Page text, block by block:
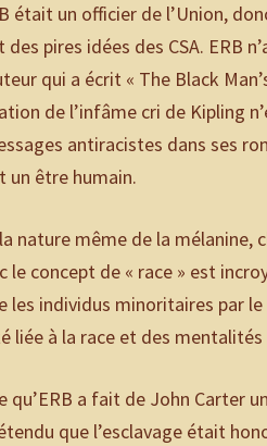
était un officier de l’Union,
pires idées des CSA. ERB
qui a écrit « The Black
de l’infâme cri de Kipling
antiracistes dans ses
un être humain.
nature même de la mélanine,
le concept de « race » est
les individus minoritaires par
liée à la race et des
qu’ERB a fait de John Carter
que l’esclavage était